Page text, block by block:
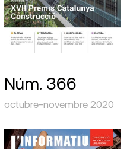
Núm. 366
octubre-novembre 2020